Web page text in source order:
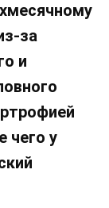
за
и
чего у